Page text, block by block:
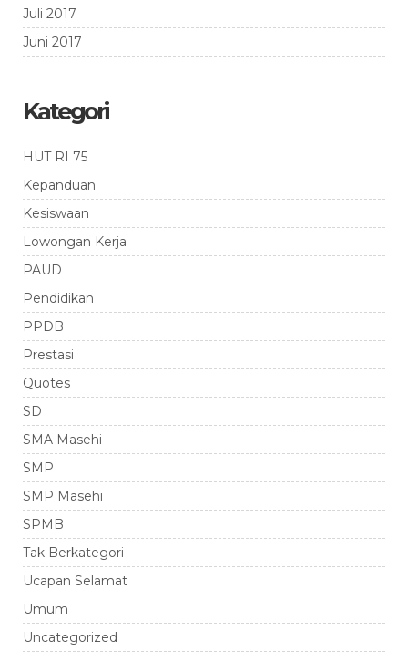
Juli 2017
Juni 2017
Kategori
HUT RI 75
Kepanduan
Kesiswaan
Lowongan Kerja
PAUD
Pendidikan
PPDB
Prestasi
Quotes
SD
SMA Masehi
SMP
SMP Masehi
SPMB
Tak Berkategori
Ucapan Selamat
Umum
Uncategorized